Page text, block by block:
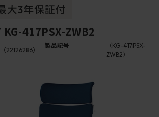
KG-417PSX-ZWB2
（22126286）
製品記号
（KG-417PSX-
ZWB2）